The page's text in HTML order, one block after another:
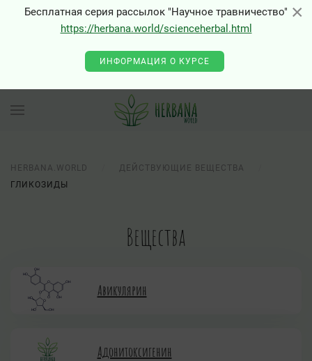
×
Бесплатная серия рассылок "Научное травничество"
https://herbana.world/scienceherbal.html
ИНФОРМАЦИЯ О КУРСЕ
HERBANA.WORLD
ДЕЙСТВУЮЩИЕ ВЕЩЕСТВА
ГЛИКОЗИДЫ
Вещества
Авикулярин
Адонитоксигенин
×